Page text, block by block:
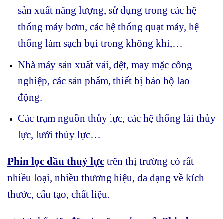
sản xuất năng lượng, sử dụng trong các hệ
thống máy bơm, các hệ thống quạt máy, hệ
thống làm sạch bụi trong không khí,…
Nhà máy sản xuất vải, dệt, may mặc công
nghiệp, các sản phẩm, thiết bị bảo hộ lao
động.
Các trạm nguồn thủy lực, các hệ thống lái thủy
lực, lưới thủy lực…
Phin lọc dầu thuỷ lực trên thị trường có rất
nhiều loại, nhiều thương hiệu, đa dạng về kích
thước, cấu tạo, chất liệu.